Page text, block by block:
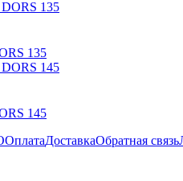
135
145
ОплатаДоставкаОбратная связь